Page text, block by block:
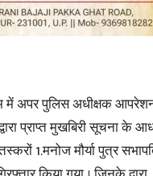
News
Paper
में अपर पुलिस अधीक्षक
प्राप्त मुखबिरी सूचना के
1.मनोज मौर्या पुत्र